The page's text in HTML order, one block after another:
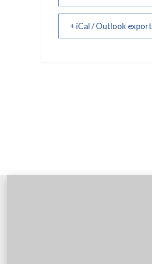
+ iCal / Outlook export